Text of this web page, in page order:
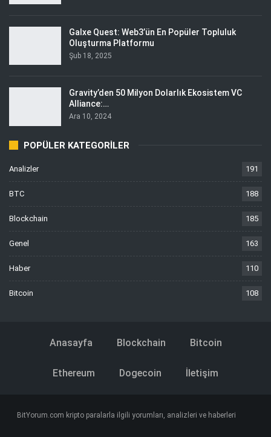
Galxe Quest: Web3’ün En Popüler Topluluk
Oluşturma Platformu
Şub 18, 2025
Gravity’den 50 Milyon Dolarlık Ekosistem VC
Alliance:…
Ara 10, 2024
POPÜLER KATEGORILER
Analizler 191
BTC 188
Blockchain 185
Genel 163
Haber 110
Bitcoin 108
Anasayfa Blockchain Bitcoin
Ethereum Dogecoin İletişim
BitYorum.com kripto paralarla ilgili yorumları, analizleri ve haberleri